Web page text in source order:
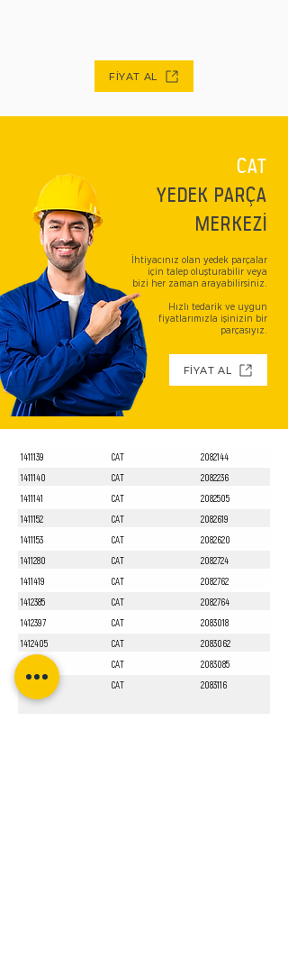
FİYAT AL
CAT
YEDEK PARÇA
MERKEZİ
İhtiyacınız olan yedek parçalar
için talep oluşturabilir veya
bizi her zaman arayabilirsiniz.
Hızlı tedarik ve uygun
fiyatlarımızla işinizin bir
parçasıyız.
FİYAT AL
1411139 CAT
2082144
1411140
CAT
2082236
1411141
CAT
2082505
1411152
CAT
2082619
1411153
CAT
2082620
1411280
CAT
2082724
1411419
CAT
2082762
1412385
CAT
2082764
1412397
CAT
2083018
1412405
CAT
2083062
1412551
CAT
2083085
CAT 2083116